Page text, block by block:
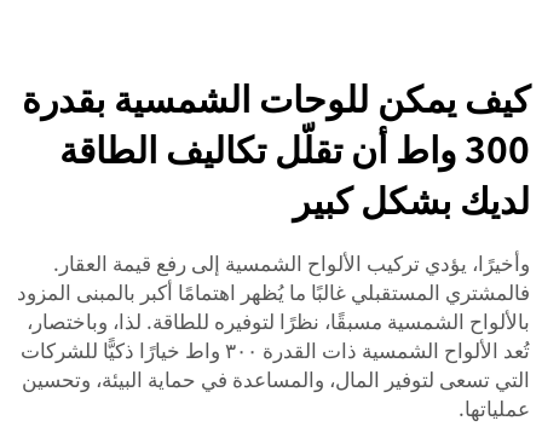
كيف يمكن للوحات الشمسية بقدرة
300 واط أن تقلّل تكاليف الطاقة
لديك بشكل كبير
وأخيرًا، يؤدي تركيب الألواح الشمسية إلى رفع قيمة العقار.
فالمشتري المستقبلي غالبًا ما يُظهر اهتمامًا أكبر بالمبنى المزود
بالألواح الشمسية مسبقًا، نظرًا لتوفيره للطاقة. لذا، وباختصار،
تُعد الألواح الشمسية ذات القدرة ٣٠٠ واط خيارًا ذكيًّا للشركات
التي تسعى لتوفير المال، والمساعدة في حماية البيئة، وتحسين
عملياتها.